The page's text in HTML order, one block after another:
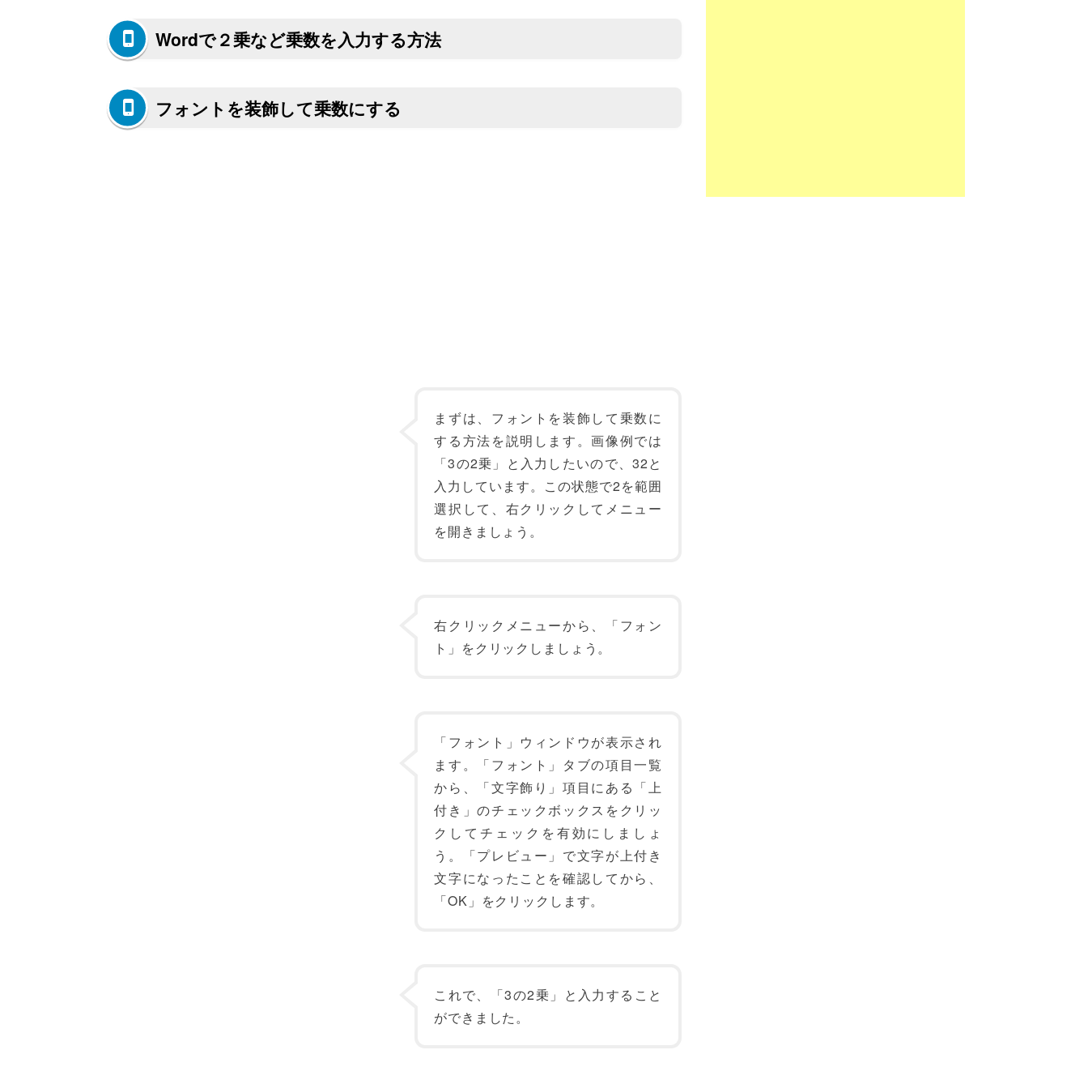
Wordで２乗など乗数を入力する方法
フォントを装飾して乗数にする
まずは、フォントを装飾して乗数に
する方法を説明します。画像例では
「3の2乗」と入力したいので、32と
入力しています。この状態で2を範囲
選択して、右クリックしてメニュー
を開きましょう。
右クリックメニューから、「フォン
ト」をクリックしましょう。
「フォント」ウィンドウが表示され
ます。「フォント」タブの項目一覧
から、「文字飾り」項目にある「上
付き」のチェックボックスをクリッ
クしてチェックを有効にしましょ
う。「プレビュー」で文字が上付き
文字になったことを確認してから、
「OK」をクリックします。
これで、「3の2乗」と入力すること
ができました。